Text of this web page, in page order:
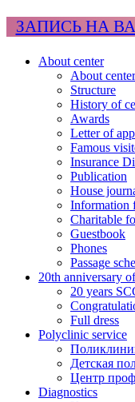
ЗАПИСЬ НА
About center
About center
Structure
History of
Awards
Letter of
Famous
Insurance
Publication
House
Information
Charitable
Guestbook
Phones
Passage
20th anniversary
20 years
Full dress
Polyclinic service
Детская
Центр
Diagnostics